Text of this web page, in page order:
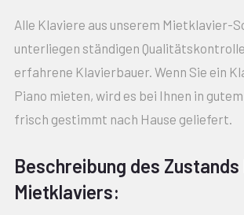
Alle Klaviere aus unserem Mietklavier-
unterliegen ständigen
erfahrene Klavierbauer. Wenn Sie ein
Piano mieten, wird es bei Ihnen in
frisch gestimmt nach Hause geliefert.
Beschreibung des Zustands
Mietklaviers: